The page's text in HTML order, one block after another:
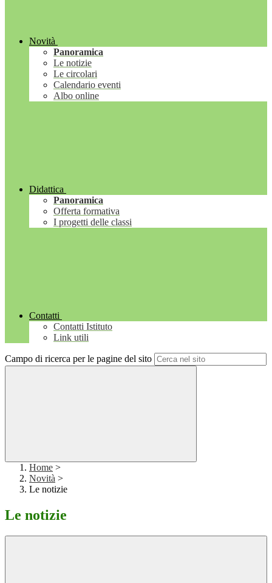
Novità
Panoramica
Le notizie
Le circolari
Calendario eventi
Albo online
Didattica
Panoramica
Offerta formativa
I progetti delle classi
Contatti
Contatti Istituto
Link utili
Campo di ricerca per le pagine del sito
Home >
Novità >
Le notizie
Le notizie